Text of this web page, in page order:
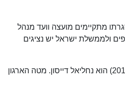
מתקיימים מועצה וועד מנהל
ולממשלת ישראל יש נציגים
המנכ"ל בפועל של הארגון (2017) הוא נחליאל דייסון. מטה הארגון